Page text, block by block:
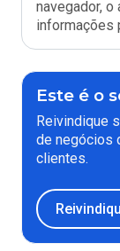
navegador, o
informações
Este é o
Reivindique
de negócios
clientes.